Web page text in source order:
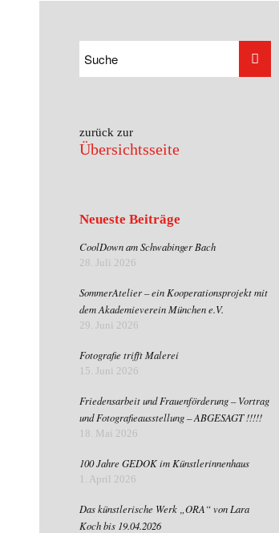
zurück zur
Übersichtsseite
Neueste Beiträge
CoolDown am Schwabinger Bach
28. Juli 2026
SommerAtelier – ein Kooperationsprojekt mit
dem Akademieverein München e.V.
29. Juni 2026
Fotografie trifft Malerei
15. Juni 2026
Friedensarbeit und Frauenförderung – Vortrag
und Fotografieausstellung – ABGESAGT !!!!!
18. Mai 2026
100 Jahre GEDOK im Künstlerinnenhaus
1. April 2026
Das künstlerische Werk „ORA“ von Lara
Koch bis 19.04.2026